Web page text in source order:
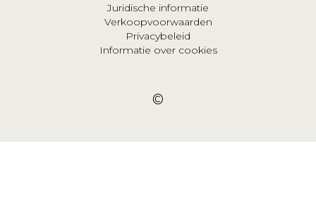
Juridische informatie
Verkoopvoorwaarden
Privacybeleid
Informatie over cookies
©